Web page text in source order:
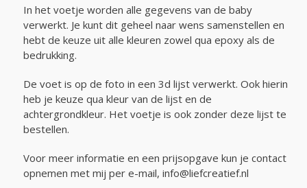
In het voetje worden alle gegevens van de baby
verwerkt. Je kunt dit geheel naar wens samenstellen en
hebt de keuze uit alle kleuren zowel qua epoxy als de
bedrukking.
De voet is op de foto in een 3d lijst verwerkt. Ook hierin
heb je keuze qua kleur van de lijst en de
achtergrondkleur. Het voetje is ook zonder deze lijst te
bestellen.
Voor meer informatie en een prijsopgave kun je contact
opnemen met mij per e-mail, info@liefcreatief.nl